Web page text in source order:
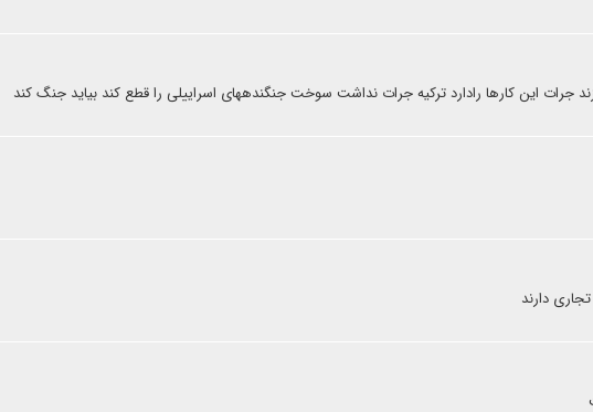
جرات این کارها رادارد ترکیه جرات نداشت سوخت جنگندههای اسراییلی را قطع کند بیاید جنگ کند
دارند